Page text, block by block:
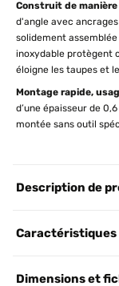
Construit de
d'angle avec
solidement
inoxydable protègent
éloigne les taupes et
Montage rapide,
d’une épaisseur de
montée sans outil
Description de
Caractéristiques
Dimensions et